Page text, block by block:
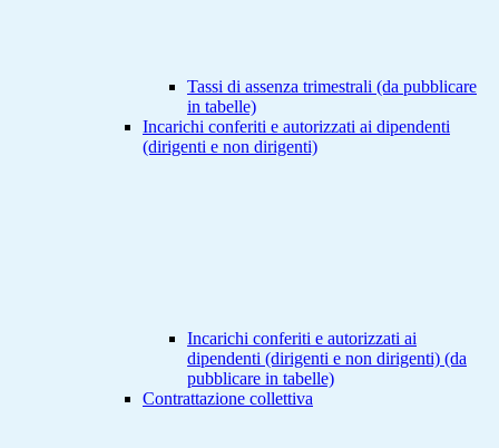
Tassi di assenza trimestrali (da pubblicare
in tabelle)
Incarichi conferiti e autorizzati ai dipendenti
(dirigenti e non dirigenti)
Incarichi conferiti e autorizzati ai
dipendenti (dirigenti e non dirigenti) (da
pubblicare in tabelle)
Contrattazione collettiva